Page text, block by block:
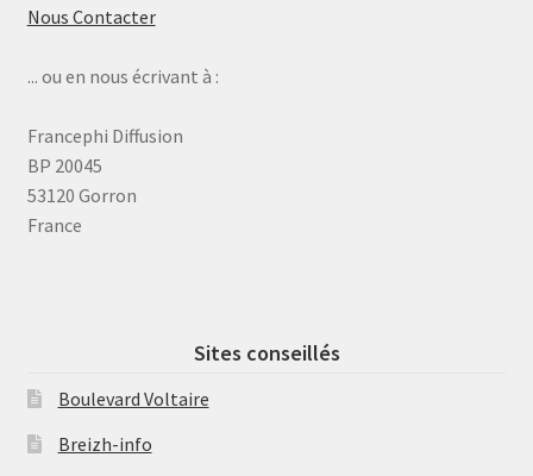
Nous Contacter
... ou en nous écrivant à :
Francephi Diffusion
BP 20045
53120 Gorron
France
Sites conseillés
Boulevard Voltaire
Breizh-info